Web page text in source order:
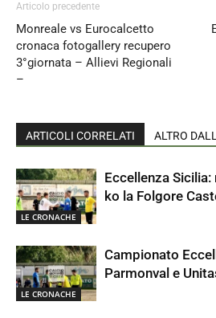
Articolo precedente
Monreale vs Eurocalcetto
cronaca fotogallery recupero
3°giornata – Allievi Regionali
–
ARTICOLI CORRELATI ALTRO
LE CRONACHE
Eccellenza
ko la Folgore
LE CRONACHE
Campionato
Parmonval e